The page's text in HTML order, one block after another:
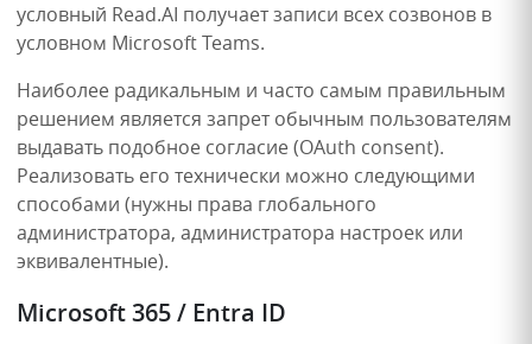
условный Read.AI получает записи всех созвонов в
условном Microsoft Teams.
Наиболее радикальным и часто самым правильным
решением является запрет обычным пользователям
выдавать подобное согласие (OAuth consent).
Реализовать его технически можно следующими
способами (нужны права глобального
администратора, администратора настроек или
эквивалентные).
Microsoft 365 / Entra ID